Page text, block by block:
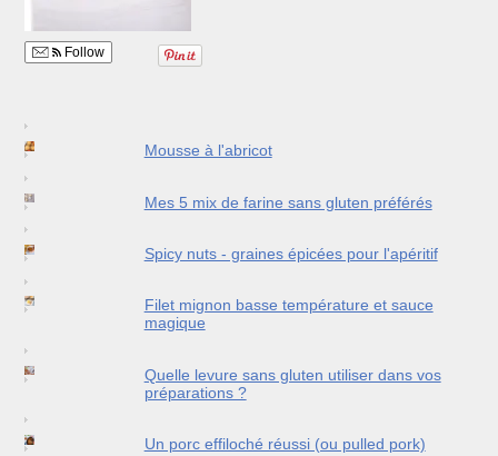
Follow
Mousse à l'abricot
Mes 5 mix de farine sans gluten préférés
Spicy nuts - graines épicées pour l'apéritif
Filet mignon basse température et sauce
magique
Quelle levure sans gluten utiliser dans vos
préparations ?
Un porc effiloché réussi (ou pulled pork)